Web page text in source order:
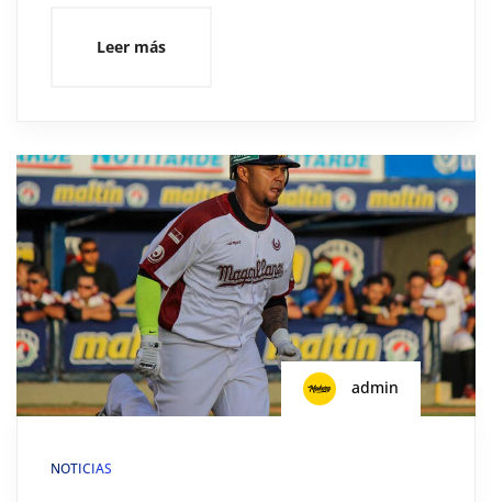
Leer más
admin
NOTICIAS